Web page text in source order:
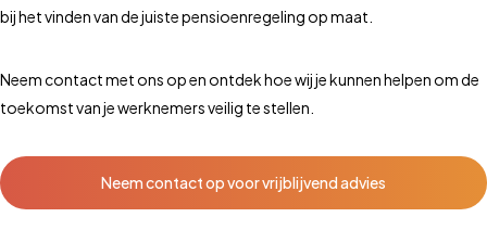
bij het vinden van de juiste pensioenregeling op maat.
Neem contact met ons op en ontdek hoe wij je kunnen helpen om de
toekomst van je werknemers veilig te stellen.
Neem contact op voor vrijblijvend advies